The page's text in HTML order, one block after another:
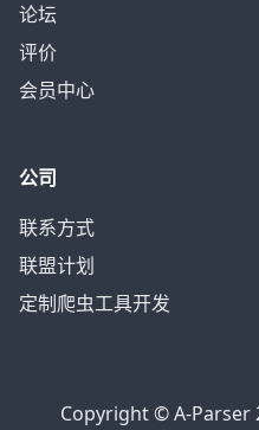
论坛
评价
会员中心
公司
联系方式
联盟计划
定制爬虫工具开发
Copyright © A-Parser